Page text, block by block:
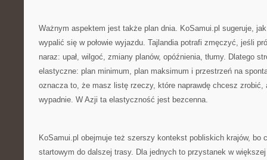
Ważnym aspektem jest także plan dnia. KoSamui.pl sugeruje,
wypalić się w połowie wyjazdu. Tajlandia potrafi zmęczyć, jeśli
naraz: upał, wilgoć, zmiany planów, opóźnienia, tłumy. Dlatego
elastyczne: plan minimum, plan maksimum i przestrzeń na
oznacza to, że masz listę rzeczy, które naprawdę chcesz
wypadnie. W Azji ta elastyczność jest bezcenna.
KoSamui.pl obejmuje też szerszy kontekst pobliskich krajów, bo
startowym do dalszej trasy. Dla jednych to przystanek w